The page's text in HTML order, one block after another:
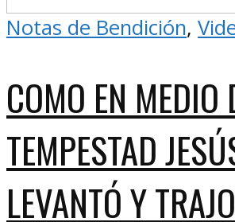
Notas de Bendición,
COMO EN MEDIO
TEMPESTAD
LEVANTÓ Y